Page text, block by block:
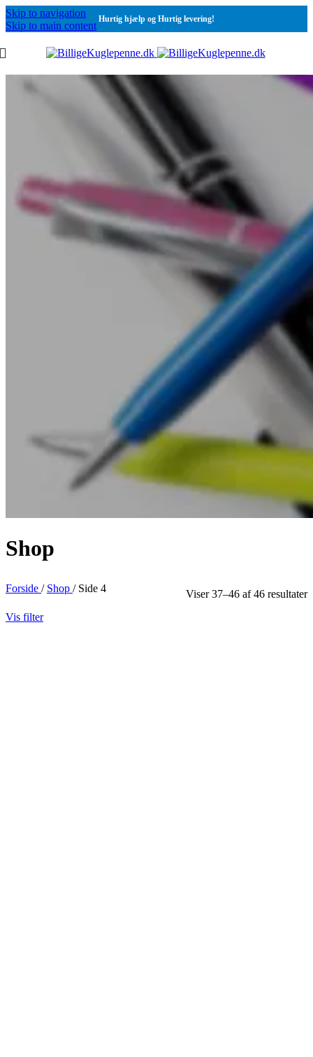
Skip to navigation
Skip to main content
Hurtig hjælp og Hurtig levering!
Shop
Forside / Shop / Side 4
Viser 37–46 af 46 resultater
Vis filter